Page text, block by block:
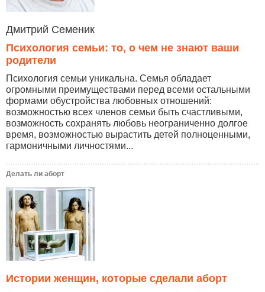
Дмитрий Семеник
Психология семьи: то, о чем не знают ваши
родители
Психология семьи уникальна. Семья обладает
огромными преимуществами перед всеми остальными
формами обустройства любовных отношений:
возможностью всех членов семьи быть счастливыми,
возможность сохранять любовь неограниченно долгое
время, возможностью вырастить детей полноценными,
гармоничными личностями...
Делать ли аборт
Истории женщин, которые сделали аборт